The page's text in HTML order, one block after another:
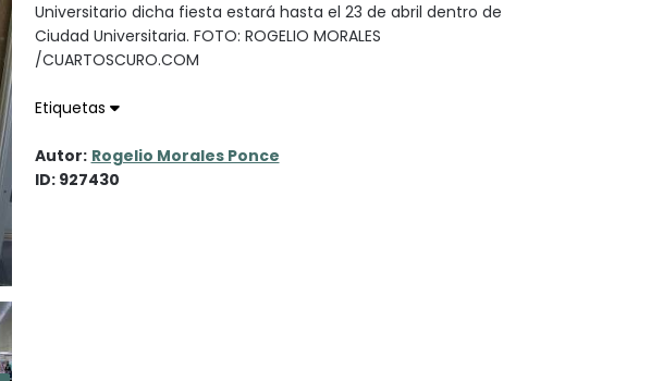
Universitario dicha fiesta estará hasta el 23 de abril dentro de
Ciudad Universitaria. FOTO: ROGELIO MORALES
/CUARTOSCURO.COM
Etiquetas
Autor: Rogelio Morales Ponce
ID: 927430